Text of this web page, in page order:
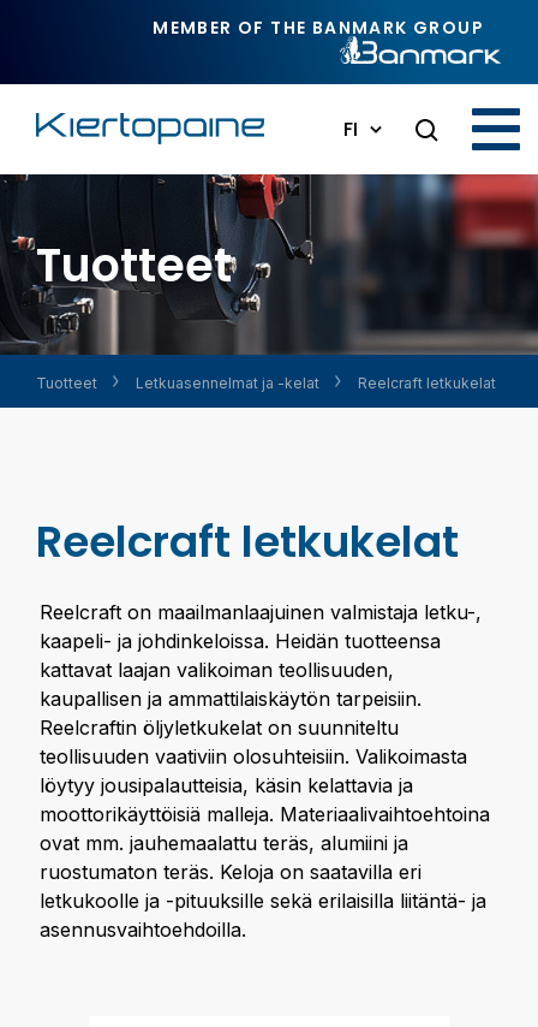
MEMBER OF THE BANMARK GROUP
FI
Tuotteet
Tuotteet Letku­asennelmat ja -kelat Reelcraft letkukelat
Reelcraft letkukelat
Reelcraft on maailmanlaajuinen valmistaja letku-,
kaapeli- ja johdinkeloissa. Heidän tuotteensa
kattavat laajan valikoiman teollisuuden,
kaupallisen ja ammattilaiskäytön tarpeisiin.
Reelcraftin öljyletkukelat on suunniteltu
teollisuuden vaativiin olosuhteisiin. Valikoimasta
löytyy jousipalautteisia, käsin kelattavia ja
moottorikäyttöisiä malleja. Materiaalivaihtoehtoina
ovat mm. jauhemaalattu teräs, alumiini ja
ruostumaton teräs. Keloja on saatavilla eri
letkukoolle ja -pituuksille sekä erilaisilla liitäntä- ja
asennusvaihtoehdoilla.